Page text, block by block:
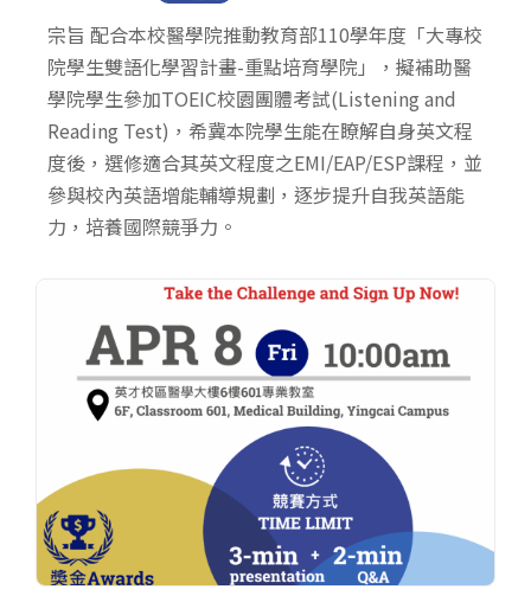
宗旨 配合本校醫學院推動教育部110學年度「大專校
院學生雙語化學習計畫-重點培育學院」，擬補助醫
學院學生參加TOEIC校園團體考試(Listening and
Reading Test)，希冀本院學生能在瞭解自身英文程
度後，選修適合其英文程度之EMI/EAP/ESP課程，並
參與校內英語增能輔導規劃，逐步提升自我英語能
力，培養國際競爭力。